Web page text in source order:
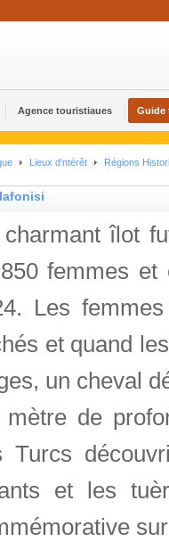
Agence touristiaues Guide
Lieux d'ntérêt Régions
îlot
femmes et
Les
et quand
un cheval
mètre de
Turcs
et les